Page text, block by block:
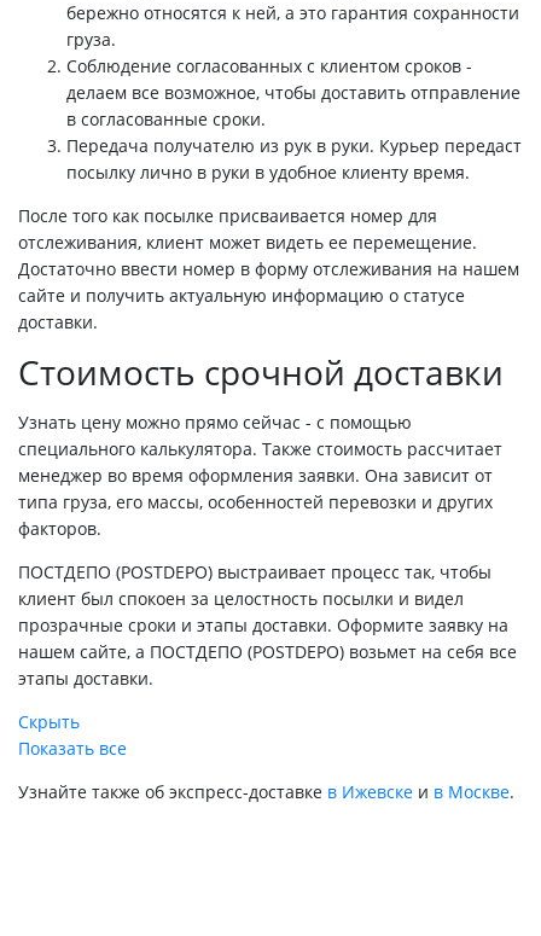
бережно относятся к ней, а это гарантия сохранности
груза.
Соблюдение согласованных с клиентом сроков -
делаем все возможное, чтобы доставить отправление
в согласованные сроки.
Передача получателю из рук в руки. Курьер передаст
посылку лично в руки в удобное клиенту время.
После того как посылке присваивается номер для
отслеживания, клиент может видеть ее перемещение.
Достаточно ввести номер в форму отслеживания на нашем
сайте и получить актуальную информацию о статусе
доставки.
Стоимость срочной доставки
Узнать цену можно прямо сейчас - с помощью
специального калькулятора. Также стоимость рассчитает
менеджер во время оформления заявки. Она зависит от
типа груза, его массы, особенностей перевозки и других
факторов.
ПОСТДЕПО (POSTDEPO) выстраивает процесс так, чтобы
клиент был спокоен за целостность посылки и видел
прозрачные сроки и этапы доставки. Оформите заявку на
нашем сайте, а ПОСТДЕПО (POSTDEPO) возьмет на себя все
этапы доставки.
Скрыть
Показать все
Узнайте также об экспресс-доставке в Ижевске и в Москве.